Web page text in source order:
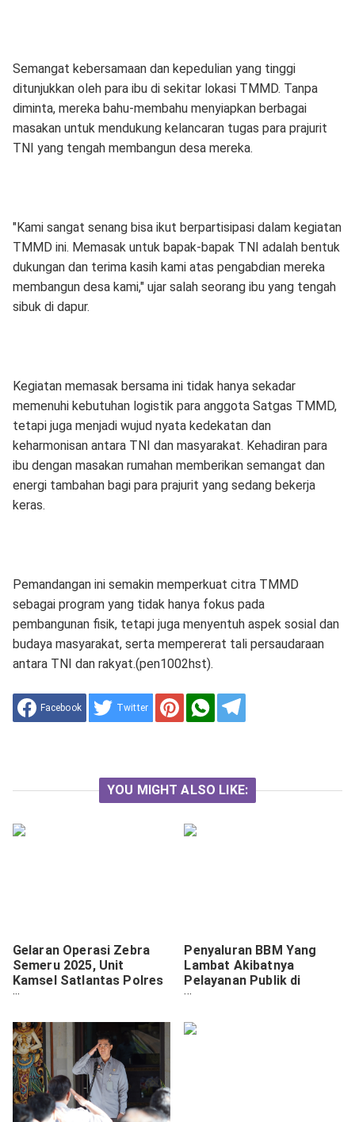
Semangat kebersamaan dan kepedulian yang tinggi
ditunjukkan oleh para ibu di sekitar lokasi TMMD. Tanpa
diminta, mereka bahu-membahu menyiapkan berbagai
masakan untuk mendukung kelancaran tugas para prajurit
TNI yang tengah membangun desa mereka.
"Kami sangat senang bisa ikut berpartisipasi dalam kegiatan
TMMD ini. Memasak untuk bapak-bapak TNI adalah bentuk
dukungan dan terima kasih kami atas pengabdian mereka
membangun desa kami," ujar salah seorang ibu yang tengah
sibuk di dapur.
Kegiatan memasak bersama ini tidak hanya sekadar
memenuhi kebutuhan logistik para anggota Satgas TMMD,
tetapi juga menjadi wujud nyata kedekatan dan
keharmonisan antara TNI dan masyarakat. Kehadiran para
ibu dengan masakan rumahan memberikan semangat dan
energi tambahan bagi para prajurit yang sedang bekerja
keras.
Pemandangan ini semakin memperkuat citra TMMD
sebagai program yang tidak hanya fokus pada
pembangunan fisik, tetapi juga menyentuh aspek sosial dan
budaya masyarakat, serta mempererat tali persaudaraan
antara TNI dan rakyat.(pen1002hst).
Facebook Twitter
YOU MIGHT ALSO LIKE:
Gelaran Operasi Zebra
Semeru 2025, Unit
Kamsel Satlantas Polres
Pasuruan Kota Gelar
Para Pendengar Radio
Penyaluran BBM Yang
Lambat Akibatnya
Pelayanan Publik di
Kabupaten Yahukimo